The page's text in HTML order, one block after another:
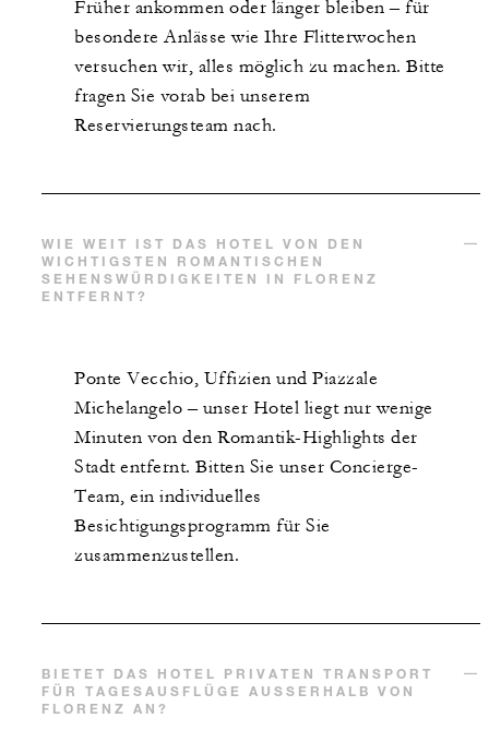
Früher ankommen oder länger bleiben – für
besondere Anlässe wie Ihre Flitterwochen
versuchen wir, alles möglich zu machen. Bitte
fragen Sie vorab bei unserem
Reservierungsteam nach.
WIE WEIT IST DAS HOTEL VON DEN
WICHTIGSTEN ROMANTISCHEN
SEHENSWÜRDIGKEITEN IN FLORENZ
ENTFERNT?
Ponte Vecchio, Uffizien und Piazzale
Michelangelo – unser Hotel liegt nur wenige
Minuten von den Romantik-Highlights der
Stadt entfernt. Bitten Sie unser Concierge-
Team, ein individuelles
Besichtigungsprogramm für Sie
zusammenzustellen.
BIETET DAS HOTEL PRIVATEN TRANSPORT
FÜR TAGESAUSFLÜGE AUSSERHALB VON F
LORENZ AN?